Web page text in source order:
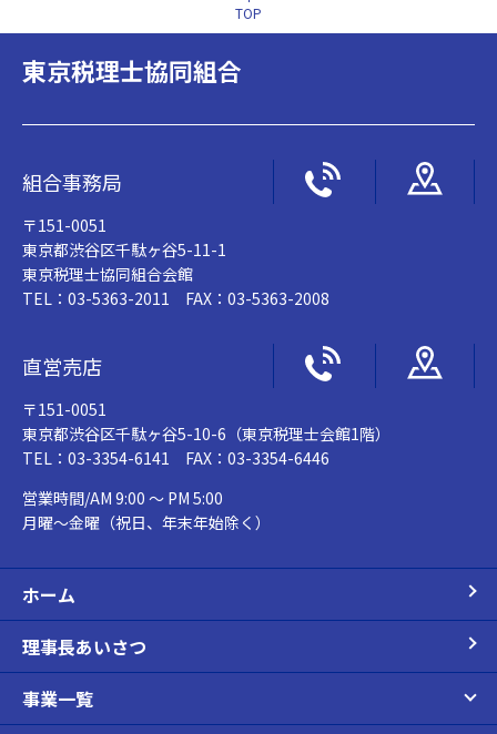
TOP
東京税理士協同組合
組合事務局
〒151-0051
東京都渋谷区千駄ヶ谷5-11-1
東京税理士協同組合会館
TEL：03-5363-2011 FAX：03-5363-2008
直営売店
〒151-0051
東京都渋谷区千駄ヶ谷5-10-6（東京税理士会館1階）
TEL：03-3354-6141 FAX：03-3354-6446
営業時間/AM 9:00 ～ PM 5:00
月曜～金曜（祝日、年末年始除く）
ホーム
理事長あいさつ
事業一覧